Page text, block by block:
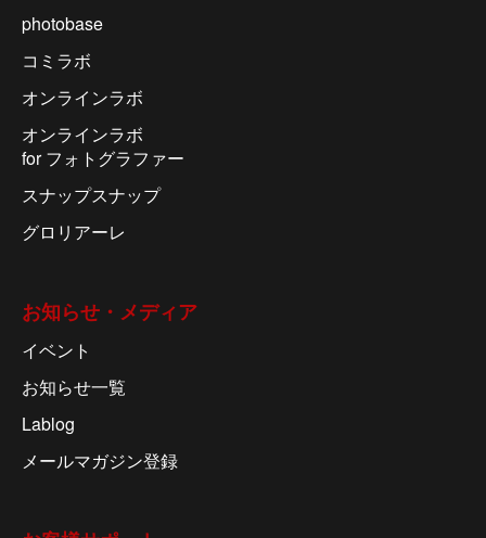
photobase
コミラボ
オンラインラボ
オンラインラボ
for フォトグラファー
スナップスナップ
グロリアーレ
お知らせ・メディア
イベント
お知らせ一覧
Lablog
メールマガジン登録